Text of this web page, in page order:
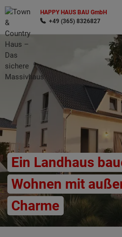
HAPPY HAUS BAU GmbH
+49 (365) 8326827
Ein Landhaus
Wohnen mit
Charme
Wonach möchten Sie